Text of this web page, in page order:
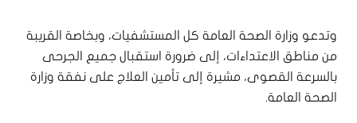
وتدعو وزارة الصحة العامة كل المستشفيات، وبخاصة القريبة
من مناطق الاعتداءات، إلى ضرورة استقبال جميع الجرحى
بالسرعة القصوى، مشيرة إلى تأمين العلاج على نفقة وزارة
الصحة العامة.